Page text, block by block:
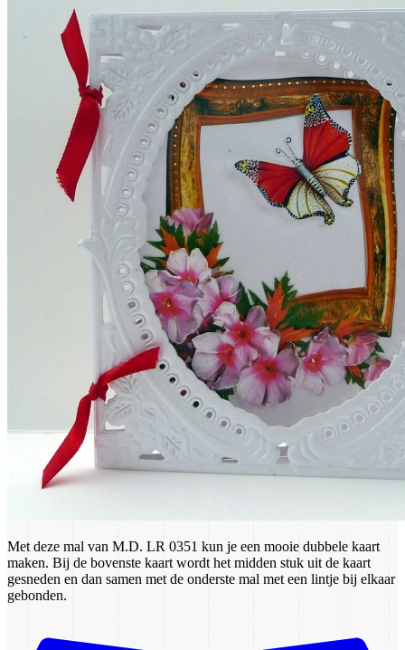
Met deze mal van M.D. LR 0351 kun je een mooie dubbele kaart
maken. Bij de bovenste kaart wordt het midden stuk uit de kaart
gesneden en dan samen met de onderste mal met een lintje bij elkaar
gebonden.